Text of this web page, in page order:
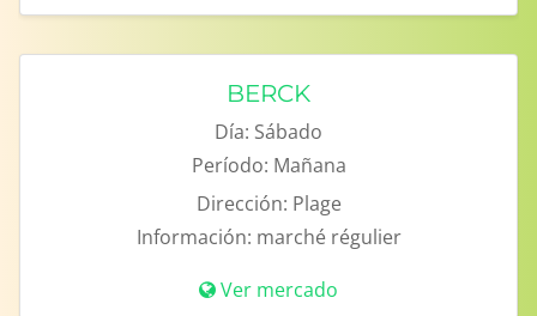
BERCK
Día: Sábado
Período: Mañana
Dirección: Plage
Información: marché régulier
Ver mercado